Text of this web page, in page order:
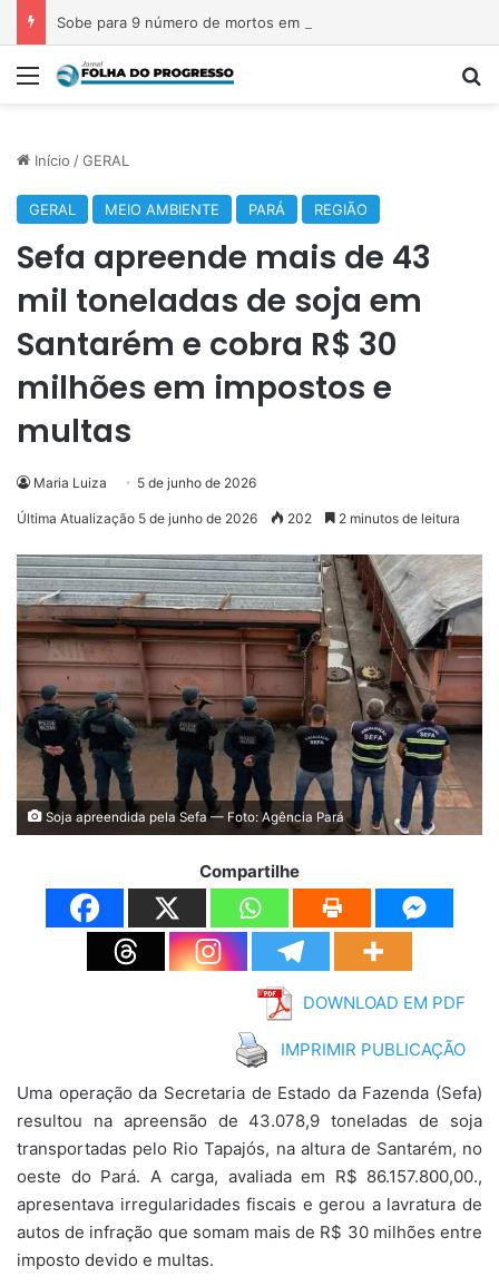
Menu
Início /GERAL
GERAL MEIO AMBIENTE PARÁ REGIÃO
Sefa apreende mais de 43
mil toneladas de soja em
Santarém e cobra R$ 30
milhões em impostos e
multas
Maria Luiza 5 de junho de 2026
Última Atualização 5 de junho de 2026 202 2 minutos de leitura
Soja apreendida pela Sefa — Foto: Agência Pará
Compartilhe
DOWNLOAD EM PDF
IMPRIMIR PUBLICAÇÃO
Uma operação da Secretaria de Estado da Fazenda (Sefa)
resultou na apreensão de 43.078,9 toneladas de soja
transportadas pelo Rio Tapajós, na altura de Santarém, no
oeste do Pará. A carga, avaliada em R$ 86.157.800,00.,
apresentava irregularidades fiscais e gerou a lavratura de
autos de infração que somam mais de R$ 30 milhões entre
imposto devido e multas.